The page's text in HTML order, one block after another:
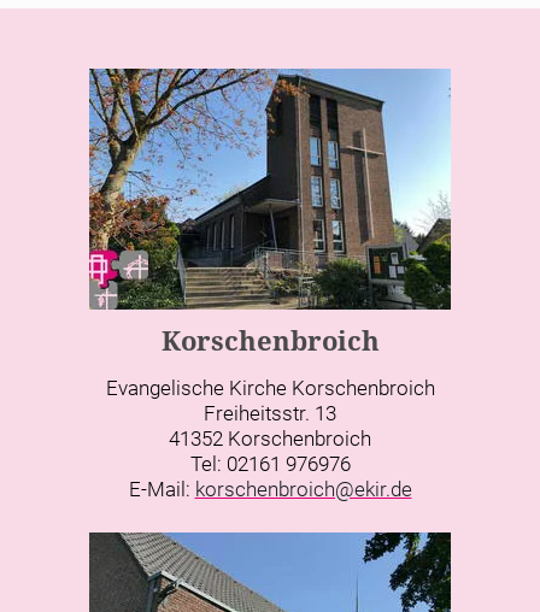
Korschenbroich
Evangelische Kirche Korschenbroich
Freiheitsstr. 13
41352 Korschenbroich
Tel: 02161 976976
E-Mail: korschenbroich@ekir.de